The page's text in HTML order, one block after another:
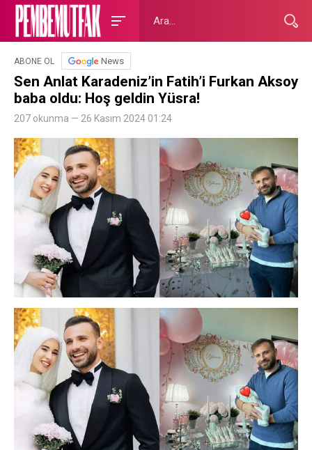
ABONE OL News
Sen Anlat Karadeniz’in Fatih’i Furkan Aksoy
baba oldu: Hoş geldin Yüsra!
207 okunma — 26 Kasım 2024 01:24